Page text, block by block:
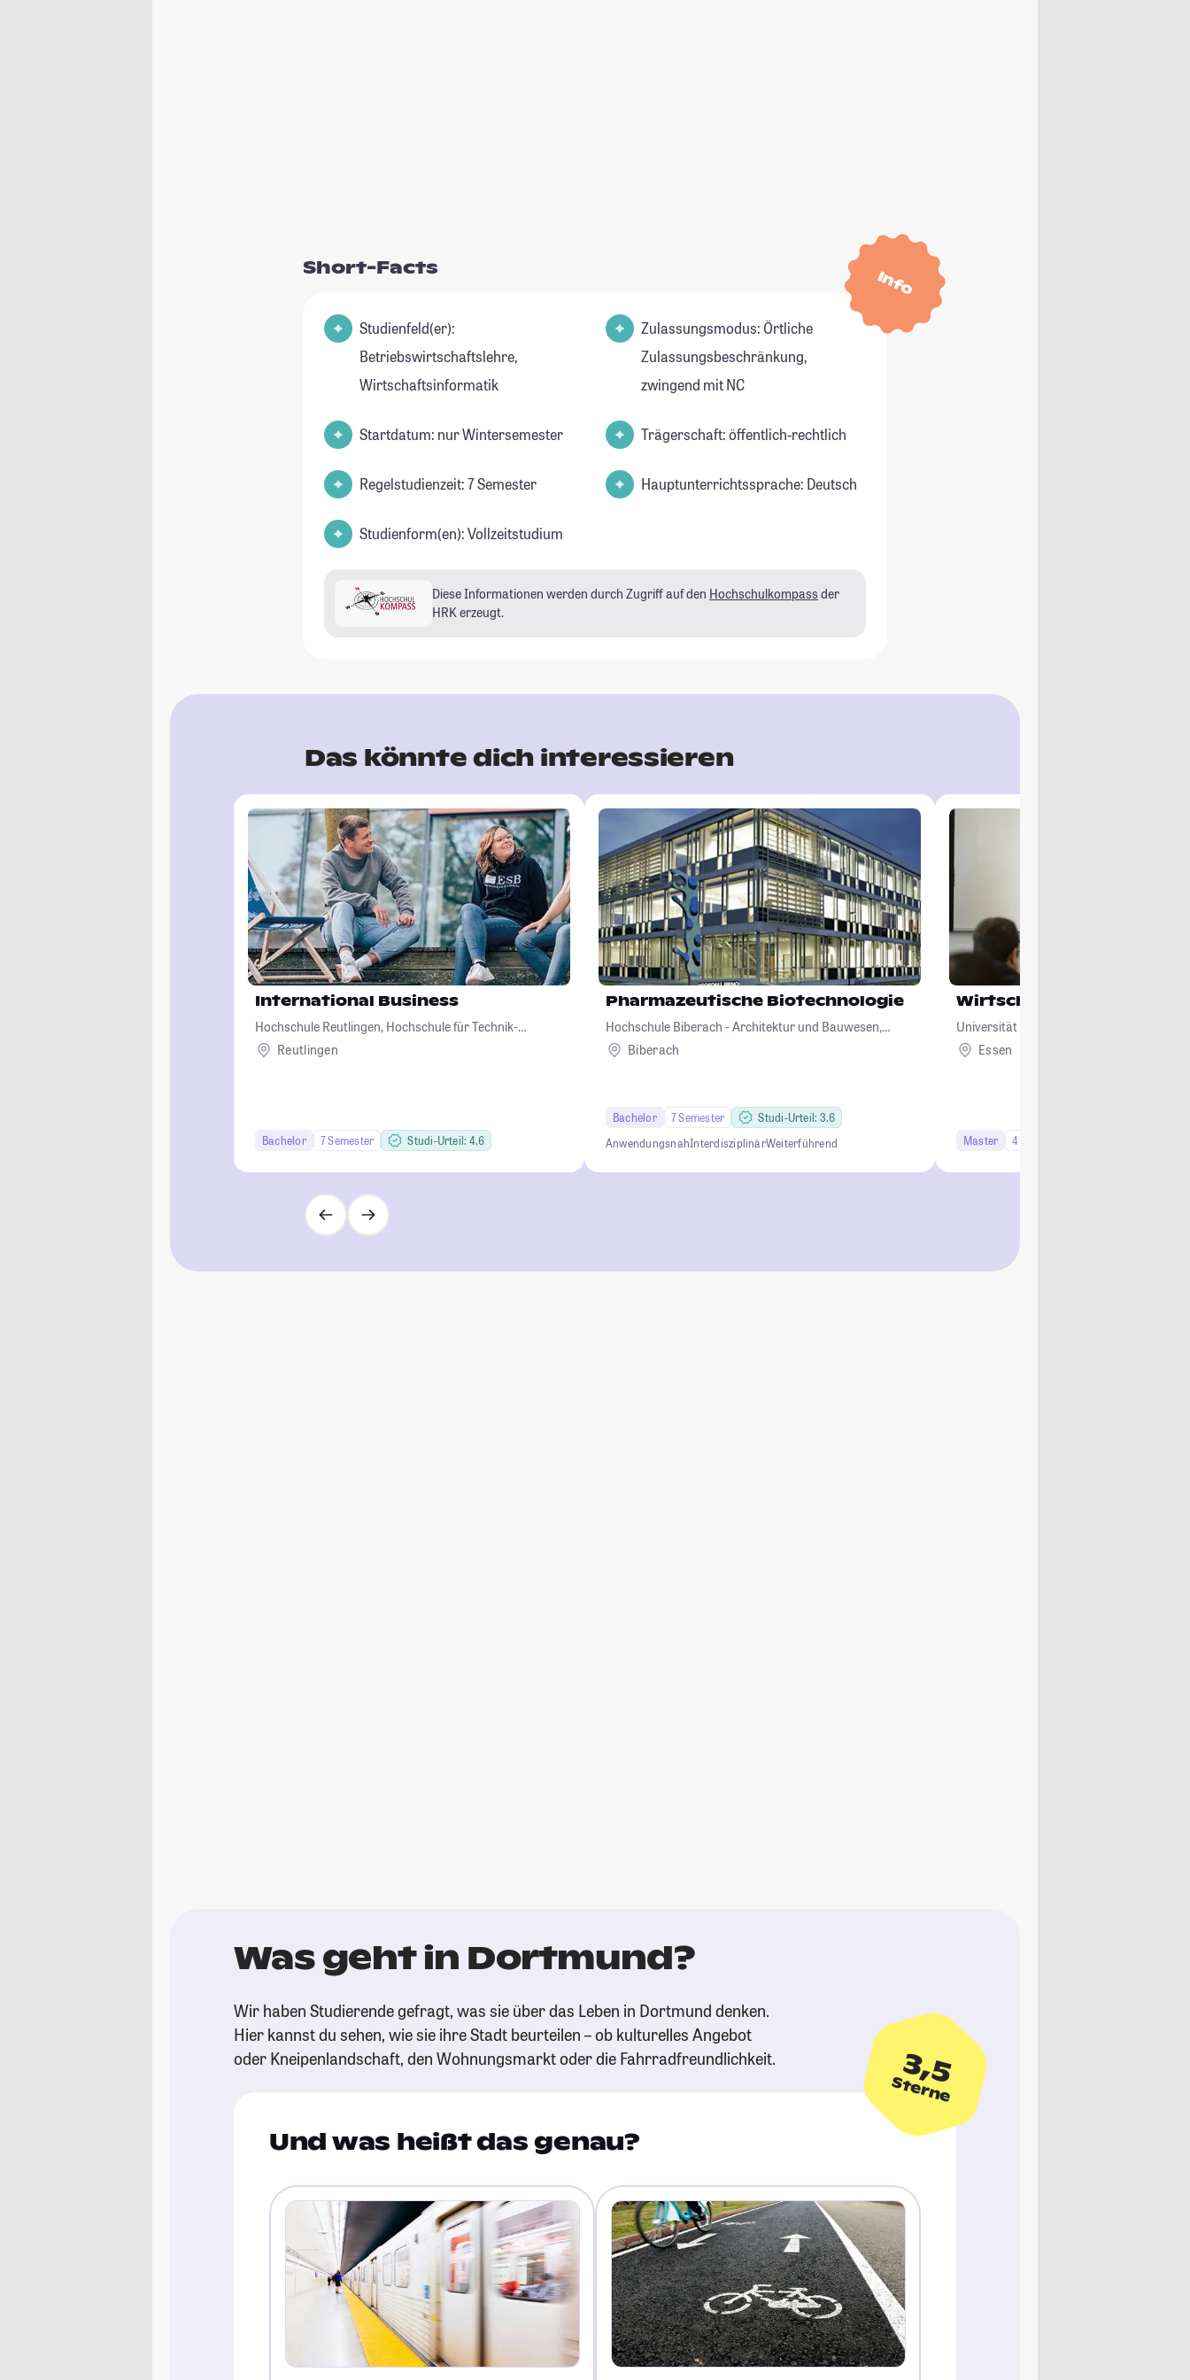
Info
Short-Facts
Studienfeld(er):
Betriebswirtschaftslehre,
Wirtschaftsinformatik
Startdatum: nur Wintersemester
Regelstudienzeit: 7 Semester
Studienform(en): Vollzeitstudium
Zulassungsmodus: Örtliche
Zulassungsbeschränkung,
zwingend mit NC
Trägerschaft: öffentlich-rechtlich
Hauptunterrichtssprache: Deutsch
Diese Informationen werden durch Zugriff auf den Hochschulkompass der
HRK erzeugt.
Das könnte dich interessieren
International Business
Hochschule Reutlingen, Hochschule für Technik-
Wirtschaft-Informatik-Design
Reutlingen
Bachelor 7 Semester Studi-Urteil: 4.6
Pharmazeutische Biotechnologie
Hochschule Biberach - Architektur und Bauwesen,
Betriebswirtschaft und Biotechnologie
Biberach
Bachelor 7 Semester
Studi-Urteil: 3.6
AnwendungsnahInterdisziplinärWeiterführend
Wirtschaftsinformatik
Universität Duisburg-Essen
Essen
Master 4 Semester
Was geht in Dortmund?
Wir haben Studierende gefragt, was sie über das Leben in Dortmund denken.
Hier kannst du sehen, wie sie ihre Stadt beurteilen – ob kulturelles Angebot
oder Kneipenlandschaft, den Wohnungsmarkt oder die Fahrradfreundlichkeit.
3,5
Sterne
Und was heißt das genau?